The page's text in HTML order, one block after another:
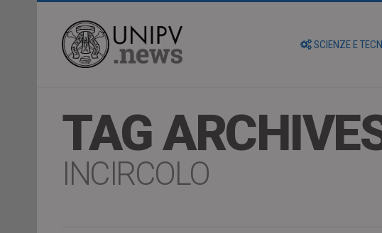
SCIENZE E
TAG
INCIRCOLO